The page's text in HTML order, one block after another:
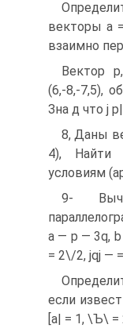
векторы а
взаимно
Вектор
(6,-8,-7,5),
Зна д что j
8, Даны
4), Найти
условиям
9-
а — р — 3q,
= 2\/2, jqj —
если
[а| = 1, \Ъ\ =